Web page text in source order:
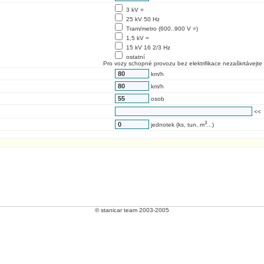
3 kV =
25 kV 50 Hz
Tram/metro (600..900 V =)
1,5 kV =
15 kV 16 2/3 Hz
ostatní
Pro vozy schopné provozu bez elektrifikace nezaškrtávejte
km/h
km/h
osob
<<
jednotek (ks, tun, m3 ...)
© stanicar team 2003-2005